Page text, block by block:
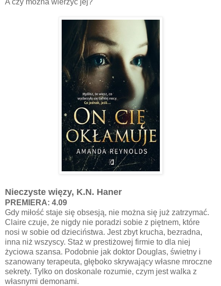
Nieczyste więzy, K.N. Haner
PREMIERA: 4.09
Gdy miłość staje się obsesją, nie można się już zatrzymać.
Claire czuje, że nigdy nie poradzi sobie z piętnem, które
nosi w sobie od dzieciństwa. Jest zbyt krucha, bezradna,
inna niż wszyscy. Staż w prestiżowej firmie to dla niej
życiowa szansa. Podobnie jak doktor Douglas, świetny i
szanowany terapeuta, głęboko skrywający własne mroczne
sekrety. Tylko on doskonale rozumie, czym jest walka z
własnymi demonami.